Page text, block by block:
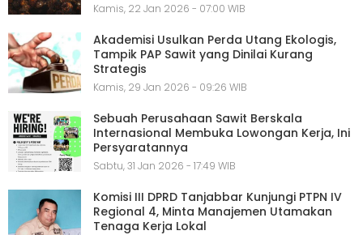
Kamis, 22 Jan 2026 - 07:00 WIB
Akademisi Usulkan Perda Utang Ekologis,
Tampik PAP Sawit yang Dinilai Kurang
Strategis
Kamis, 29 Jan 2026 - 09:26 WIB
Sebuah Perusahaan Sawit Berskala
Internasional Membuka Lowongan Kerja, Ini
Persyaratannya
Sabtu, 31 Jan 2026 - 17:49 WIB
Komisi III DPRD Tanjabbar Kunjungi PTPN IV
Regional 4, Minta Manajemen Utamakan
Tenaga Kerja Lokal